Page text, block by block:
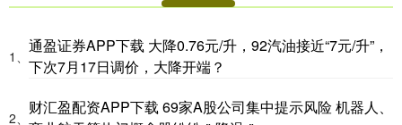
1、
通盈证券APP下载 大降0.76元/升，92汽油接近“7元/升”，
下次7月17日调价，大降开端？
2、
财汇盈配资APP下载 69家A股公司集中提示风险 机器人、